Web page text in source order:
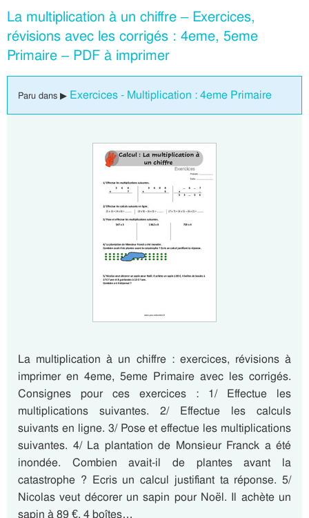
La multiplication à un chiffre – Exercices,
révisions avec les corrigés : 4eme, 5eme
Primaire – PDF à imprimer
Paru dans ▶ Exercices - Multiplication : 4eme Primaire
La multiplication à un chiffre : exercices, révisions à
imprimer en 4eme, 5eme Primaire avec les corrigés.
Consignes pour ces exercices : 1/ Effectue les
multiplications suivantes. 2/ Effectue les calculs
suivants en ligne. 3/ Pose et effectue les multiplications
suivantes. 4/ La plantation de Monsieur Franck a été
inondée. Combien avait-il de plantes avant la
catastrophe ? Ecris un calcul justifiant ta réponse. 5/
Nicolas veut décorer un sapin pour Noël. Il achète un
sapin à 89 €, 4 boîtes…